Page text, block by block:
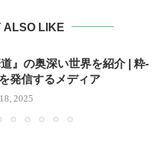
ALSO LIKE
』の奥深い世界を紹介 | 粋-
発信するメディア
2025